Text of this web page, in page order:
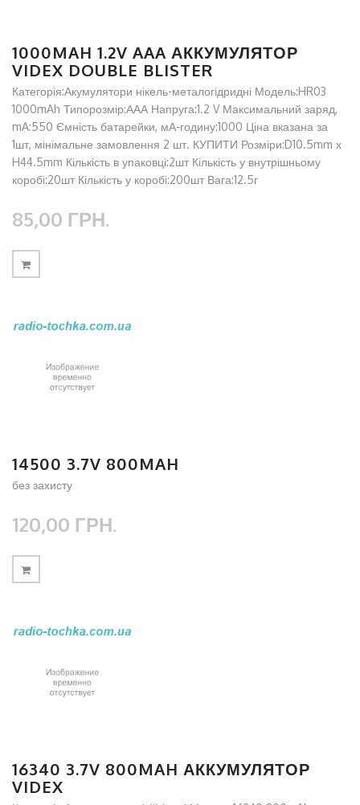
1000MAH 1.2V AAA АККУМУЛЯТОР
VIDEX DOUBLE BLISTER
Категорія:Акумулятори нікель-металогідридні Модель:HR03
1000mAh Типорозмір:ААА Напруга:1.2 V Максимальний заряд,
mA:550 Ємність батарейки, мА-годину:1000 Ціна вказана за
1шт, мінімальне замовлення 2 шт. КУПИТИ Розміри:D10.5mm х
H44.5mm Кількість в упаковці:2шт Кількість у внутрішньому
коробі:20шт Кількість у коробі:200шт Вага:12.5г
85,00 ГРН.
14500 3.7V 800MAH
без захисту
120,00 ГРН.
16340 3.7V 800MAH АККУМУЛЯТОР
VIDEX